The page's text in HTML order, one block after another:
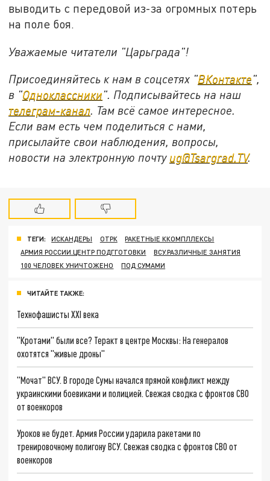
выводить с передовой из-за огромных потерь
на поле боя.
Уважаемые читатели "Царьграда"!
Присоединяйтесь к нам в соцсетях "ВКонтакте",
в "Одноклассники". Подписывайтесь на наш
телеграм-канал. Там всё самое интересное.
Если вам есть чем поделиться с нами,
присылайте свои наблюдения, вопросы,
новости на электронную почту ug@Tsargrad.TV.
ТЕГИ: ИСКАНДЕРЫ ОТРК
РАКЕТНЫЕ ККОМПЛЛЕКСЫ
АРМИЯ РОССИИ.ЦЕНТР ПОДГГОТОВКИ
ВСУ.РАЗЛИЧНЫЕ ЗАНЯТИЯ
100 ЧЕЛОВЕК УНИЧТОЖЕНО
ПОД СУМАМИ
ЧИТАЙТЕ ТАКЖЕ:
Технофашисты XXI века
"Кротами" были все? Теракт в центре Москвы: На генералов
охотятся "живые дроны"
"Мочат" ВСУ. В городе Сумы начался прямой конфликт между
украинскими боевиками и полицией. Свежая сводка с фронтов СВО
от военкоров
Уроков не будет. Армия России ударила ракетами по
тренировочному полигону ВСУ. Свежая сводка с фронтов СВО от
военкоров